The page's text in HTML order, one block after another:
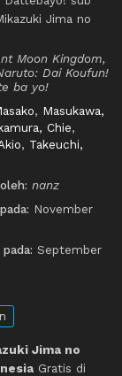
Jima no
Moon Kingdom,
Dai Koufun!
ba yo!
, Masukawa,
Chie,
, Takeuchi,
nanz
November
September
Jima no
Gratis di